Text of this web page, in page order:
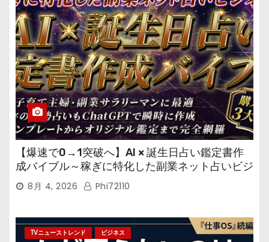
【爆速で0→1突破へ】AI × 誕生日占い鑑定書作
成バイブル～稼ぎに特化した副業ネット占いビジ
ネス8月 4, 2026 Phi72110
TVニューストレンド ビジネス